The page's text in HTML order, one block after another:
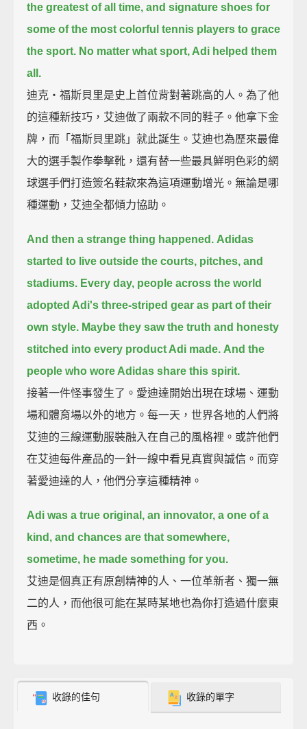
the greatest of all time, and signature shoes for
some of the most colorful tennis players to grace
the sport. No matter what sport, Adi helped them
all.
迪克‧福斯貝里是史上首位背對著跳高的人。為了他
的這種新技巧，艾迪做了兩款不同的鞋子。他拿下金
牌，而「福斯貝里跳」就此誕生。艾迪也為歷來最偉
大的選手製作拳擊靴，還有替一些最具鮮明色彩的網
球選手們打造簽名鞋款來為這項運動增光。無論是哪
種運動，艾迪全都傾力協助。
And then a strange thing happened. Adidas
started to live outside the courts, pitches, and
stadiums. Every day, people across the world
adopted Adi's three-striped gear as part of their
own style. Maybe they saw the truth and honesty
stitched into every product Adi made. And the
people who wore Adidas share this spirit.
接著一件怪事發生了。愛迪達開始出現在球場、運動
場和體育場以外的地方。每一天，世界各地的人們將
艾迪的三線運動服裝融入在自己的風格裡。或許他們
在艾迪每件產品的一針一線中看見真實與誠信。而穿
著愛迪達的人，他們分享這種精神。
Adi was a true original, an innovator, a one of a
kind, and chances are that somewhere,
sometime, he made something for you.
艾迪是個真正有原創精神的人、一位革新者、獨一無
二的人，而他很可能在某時某地也為你打造過什麼東
西。
收錄的佳句 收錄的單字